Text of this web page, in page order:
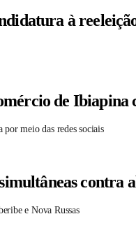
à
de Ibiapina
meio das redes sociais
contra
e Nova Russas